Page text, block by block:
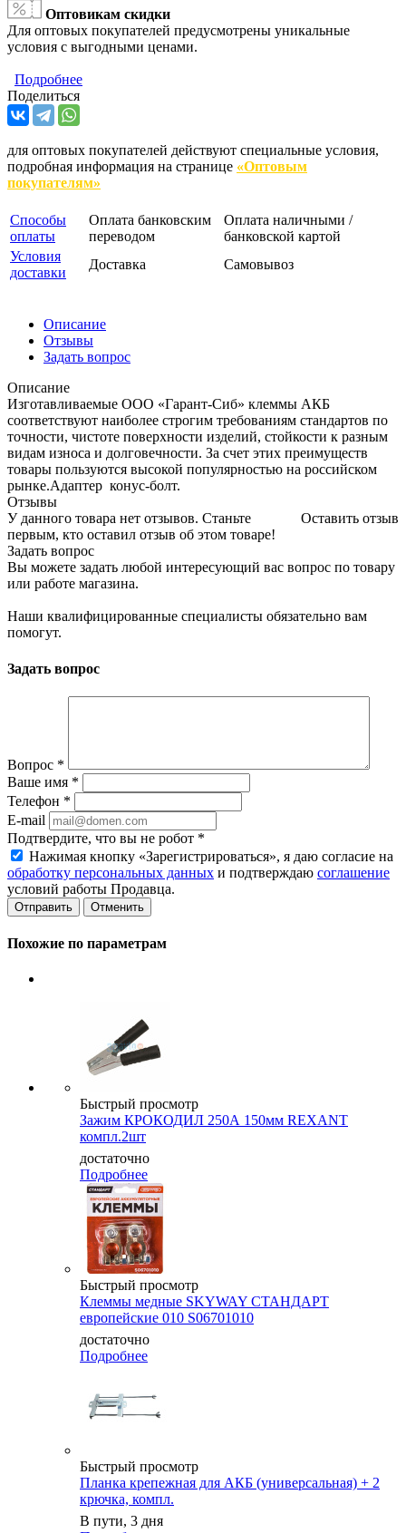
Оптовикам скидки
Для оптовых покупателей предусмотрены уникальные
условия с выгодными ценами.
Подробнее
Поделиться
для оптовых покупателей действуют специальные условия,
подробная информация на странице «Оптовым
покупателям»
Способы
оплаты
Оплата банковским
переводом
Оплата наличными /
банковской картой
Условия
доставки
Доставка Самовывоз
Описание
Отзывы
Задать вопрос
Описание
Изготавливаемые ООО «Гарант-Сиб» клеммы АКБ
соответствуют наиболее строгим требованиям стандартов по
точности, чистоте поверхности изделий, стойкости к разным
видам износа и долговечности. За счет этих преимуществ
товары пользуются высокой популярностью на российском
рынке.Адаптер конус-болт.
Отзывы
Оставить отзыв
У данного товара нет отзывов. Станьте
первым, кто оставил отзыв об этом товаре!
Задать вопрос
Вы можете задать любой интересующий вас вопрос по товару
или работе магазина.
Наши квалифицированные специалисты обязательно вам
помогут.
Задать вопрос
Вопрос *
Ваше имя *
Телефон *
E-mail
Подтвердите, что вы не робот *
Нажимая кнопку «Зарегистрироваться», я даю согласие на
обработку персональных данных и подтверждаю соглашение
условий работы Продавца.
Отменить
Похожие по параметрам
Быстрый просмотр
Зажим КРОКОДИЛ 250А 150мм REXANT
компл.2шт
достаточно
Подробнее
Быстрый просмотр
Клеммы медные SKYWAY СТАНДАРТ
европейские 010 S06701010
достаточно
Подробнее
Быстрый просмотр
Планка крепежная для АКБ (универсальная) + 2
крючка, компл.
В пути, 3 дня